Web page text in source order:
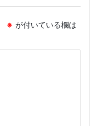
※ が付いている欄は